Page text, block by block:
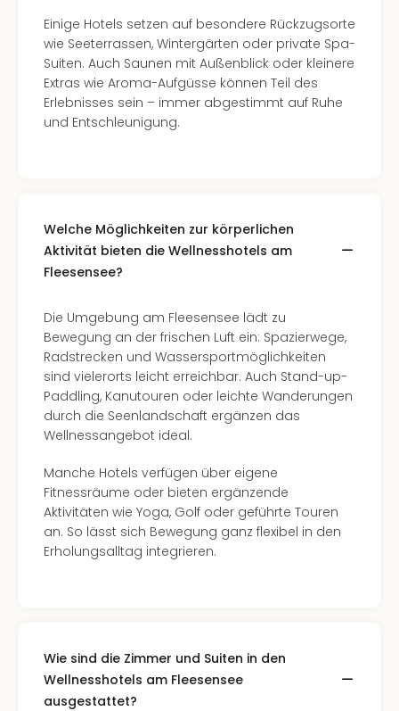
Einige Hotels setzen auf besondere Rückzugsorte
wie Seeterrassen, Wintergärten oder private Spa-
Suiten. Auch Saunen mit Außenblick oder kleinere
Extras wie Aroma-Aufgüsse können Teil des
Erlebnisses sein – immer abgestimmt auf Ruhe
und Entschleunigung.
Welche Möglichkeiten zur körperlichen
Aktivität bieten die Wellnesshotels am
Fleesensee?
Die Umgebung am Fleesensee lädt zu
Bewegung an der frischen Luft ein: Spazierwege,
Radstrecken und Wassersportmöglichkeiten
sind vielerorts leicht erreichbar. Auch Stand-up-
Paddling, Kanutouren oder leichte Wanderungen
durch die Seenlandschaft ergänzen das
Wellnessangebot ideal.
Manche Hotels verfügen über eigene
Fitnessräume oder bieten ergänzende
Aktivitäten wie Yoga, Golf oder geführte Touren
an. So lässt sich Bewegung ganz flexibel in den
Erholungsalltag integrieren.
Wie sind die Zimmer und Suiten in den
Wellnesshotels am Fleesensee
ausgestattet?